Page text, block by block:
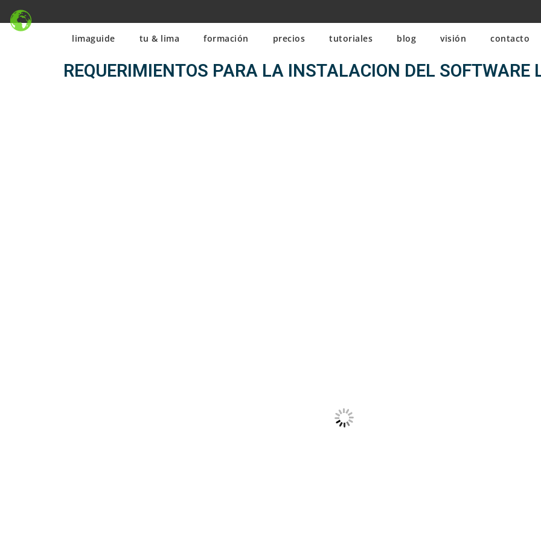
limaguide tu & lima formación precios tutoriales blog visión contacto
REQUERIMIENTOS PARA LA INSTALACION DEL SOFTWARE